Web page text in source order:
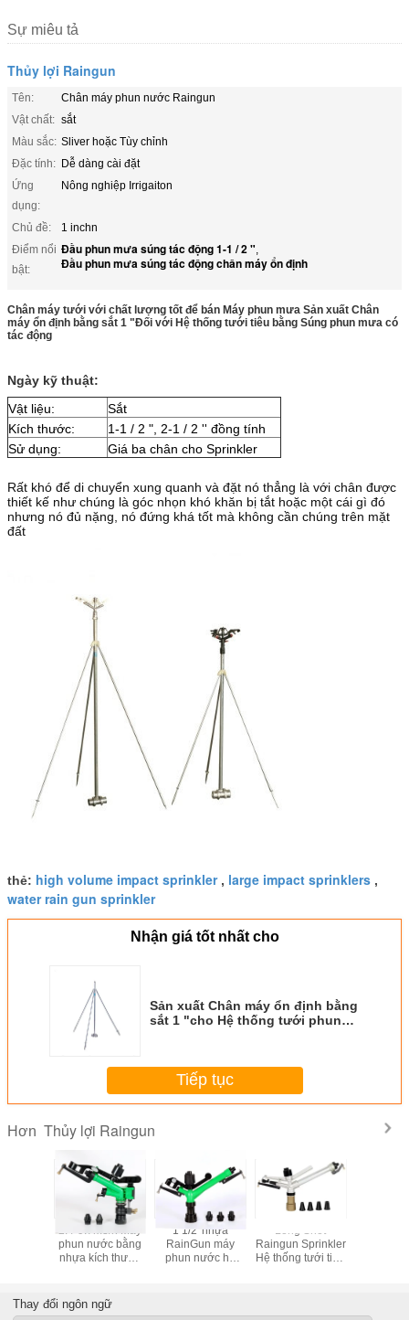
Sự miêu tả
Thủy lợi Raingun
Tên:
Chân máy phun nước Raingun
Vật chất: sắt
Màu sắc: Sliver hoặc Tùy chỉnh
Đặc tính: Dễ dàng cài đặt
Ứng
dụng:
Nông nghiệp Irrigaiton
Chủ đề:
1 inchn
Điểm nổi
bật:
Đầu phun mưa súng tác động 1-1 / 2 ",
Đầu phun mưa súng tác động chân máy ổn định
Chân máy tưới với chất lượng tốt để bán Máy phun mưa Sản xuất Chân
máy ổn định bằng sắt 1 "Đối với Hệ thống tưới tiêu bằng Súng phun mưa có
tác động
Ngày kỹ thuật:
Vật liệu:
Sắt
Kích thước:
1-1 / 2 ", 2-1 / 2 '' đồng tính
Sử dụng:
Giá ba chân cho Sprinkler
Rất khó để di chuyển xung quanh và đặt nó thẳng là với chân được
thiết kế như chúng là góc nhọn khó khăn bị tắt hoặc một cái gì đó
nhưng nó đủ nặng, nó đứng khá tốt mà không cần chúng trên mặt
đất
thẻ: high volume impact sprinkler, large impact sprinklers ,
water rain gun sprinkler
Nhận giá tốt nhất cho
Sản xuất Chân máy ổn định bằng
sắt 1 "cho Hệ thống tưới phun
Tiếp tục
Hơn Thủy lợi Raingun
2.4-9.7m3/h Máy
phun nước bằng
nhựa kích thước
1 1/2' nhựa
RainGun máy
phun nước hệ
Long Shot
Raingun Sprinkler
Hệ thống tưới tiêu
Thay đổi ngôn ngữ